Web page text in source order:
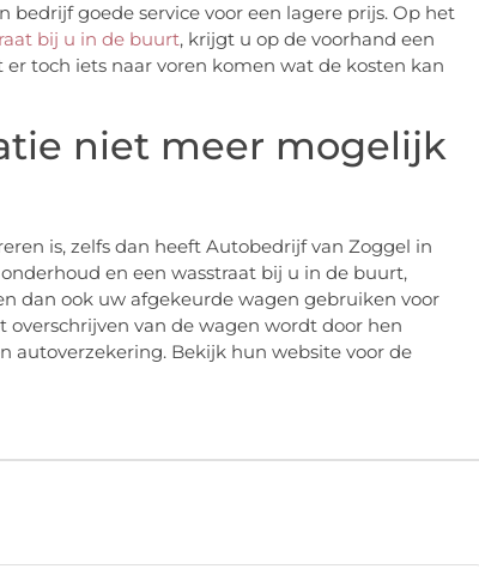
goede service voor een lagere prijs. Op het
bij u in de buurt, krijgt u op de voorhand een
toch iets naar voren komen wat de kosten kan
niet meer mogelijk
is, zelfs dan heeft Autobedrijf van Zoggel in
en een wasstraat bij u in de buurt,
dan ook uw afgekeurde wagen gebruiken voor
van de wagen wordt door hen
autoverzekering. Bekijk hun website voor de